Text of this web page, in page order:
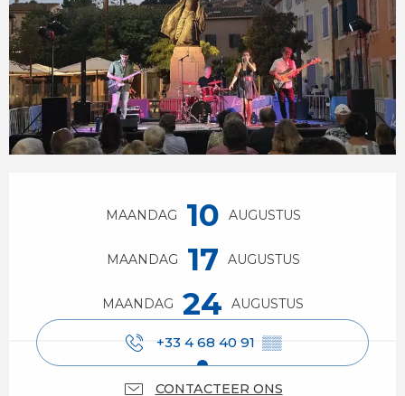
MAANDAG 10 AUGUSTUS
MAANDAG 17 AUGUSTUS
MAANDAG 24 AUGUSTUS
+33 4 68 40 91 ▒▒
CONTACTEER ONS